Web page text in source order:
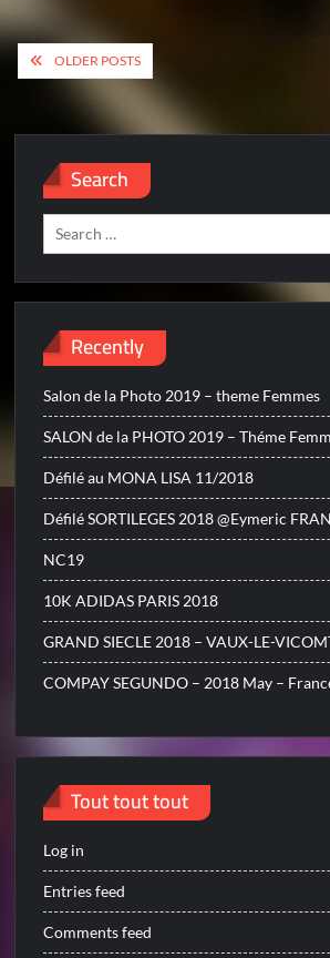
Posts
navigation
OLDER POSTS
Search
Recently
Salon de la Photo 2019 – theme Femmes
SALON de la PHOTO 2019 – Théme
Défilé au MONA LISA 11/2018
Défilé SORTILEGES 2018 @Eymeric
NC19
10K ADIDAS PARIS 2018
GRAND SIECLE 2018 – VAUX-LE-
COMPAY SEGUNDO – 2018 May –
Tout tout tout
Log in
Entries feed
Comments feed